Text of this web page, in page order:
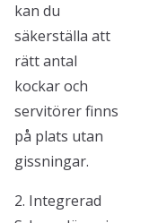
kan du
säkerställa att
rätt antal
kockar och
servitörer finns
på plats utan
gissningar.
2. Integrerad